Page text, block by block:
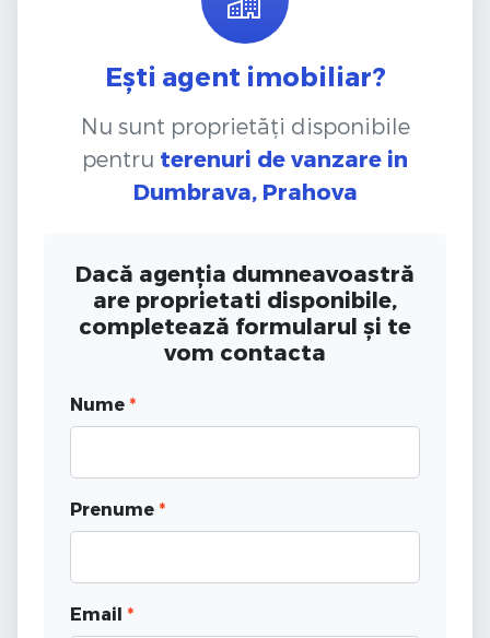
Ești agent imobiliar?
Nu sunt proprietăți disponibile
pentru terenuri de vanzare in
Dumbrava, Prahova
Dacă agenția dumneavoastră
are proprietati disponibile,
completează formularul și te
vom contacta
Nume *
Prenume *
Email *